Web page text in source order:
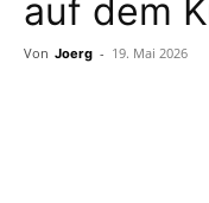
auf dem
Von Joerg - 19. Mai 2026